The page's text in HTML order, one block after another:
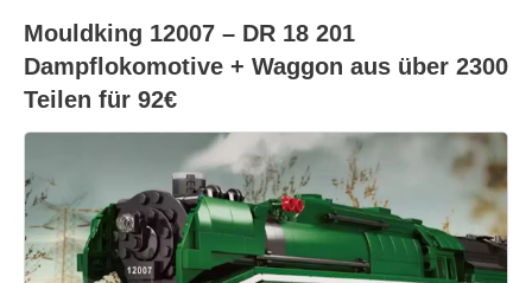
Mouldking 12007 – DR 18 201
Dampflokomotive + Waggon aus über 2300
Teilen für 92€